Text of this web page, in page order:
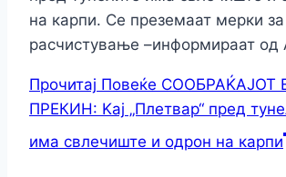
на карпи. Се преземаат мерки за
расчистување –информираат
Прочитај Повеќе СООБРАЌАЈОТ
ПРЕКИН: Kај „Плетвар“ пред
има свлечиште и одрон на карпи